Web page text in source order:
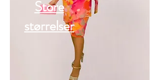
Store
størrelser